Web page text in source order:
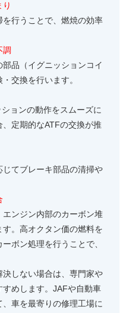
行うことで、燃焼の効率
調
品（イグニッションコイ
交換を行います。
ョンの動作をスムーズに
定期的なATFの交換が推
てブレーキ部品の清掃や
ンジン内部のカーボン堆
。高オクタン価の燃料を
ボン処理を行うことで、
決しない場合は、専門家や
めします。JAFや自動車
車を最寄りの修理工場に